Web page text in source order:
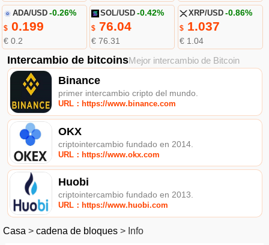
ADA/USD -0.26%
$0.199
€ 0.2
SOL/USD -0.42%
$ 76.04
€ 76.31
XRP/USD -0.86%
$1.037
€ 1.04
Intercambio de bitcoinsMejor intercambio de Bitcoin
Binance
primer intercambio cripto del mundo.
URL：https://www.binance.com
OKX
criptointercambio fundado en 2014.
URL：https://www.okx.com
Huobi
criptointercambio fundado en 2013.
URL：https://www.huobi.com
Casa > cadena de bloques > Info